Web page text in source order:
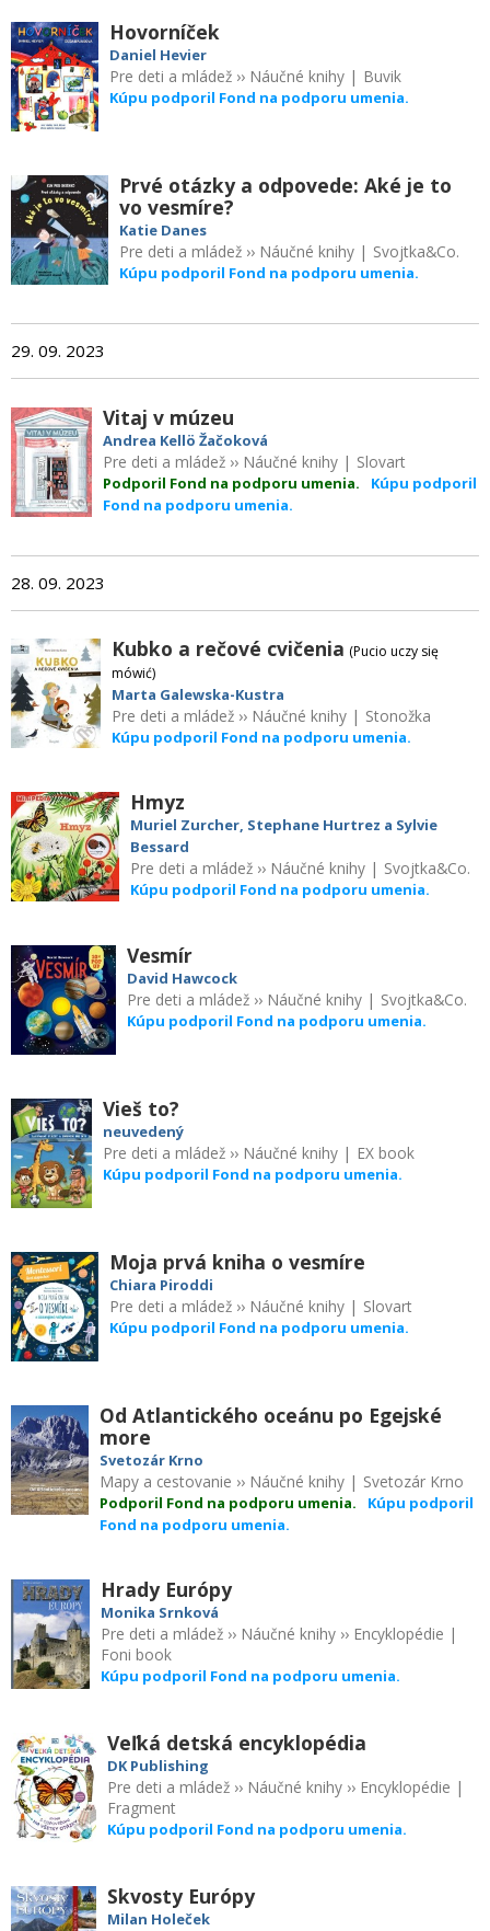
Hovorníček
Daniel Hevier
Pre deti a mládež ›› Náučné knihy | Buvik
Kúpu podporil Fond na podporu umenia.
Prvé otázky a odpovede: Aké je to
vo vesmíre?
Katie Danes
Pre deti a mládež›› Náučné knihy| Svojtka&Co.
Kúpu podporil Fond na podporu umenia.
29. 09. 2023
Vitaj v múzeu
Andrea Kellö Žačoková
Pre deti a mládež›› Náučné knihy| Slovart
Podporil Fond na podporu umenia.
Kúpu podporil
Fond na podporu umenia.
28. 09. 2023
Kubko a rečové cvičenia (Pucio uczy się
mówić)
Marta Galewska-Kustra
Pre deti a mládež›› Náučné knihy| Stonožka
Kúpu podporil Fond na podporu umenia.
Hmyz
Muriel Zurcher, Stephane Hurtrez a Sylvie
Bessard
Pre deti a mládež ›› Náučné knihy | Svojtka&Co.
Kúpu podporil Fond na podporu umenia.
Vesmír
David Hawcock
Pre deti a mládež›› Náučné knihy| Svojtka&Co.
Kúpu podporil Fond na podporu umenia.
Vieš to?
neuvedený
Pre deti a mládež›› Náučné knihy| EX book
Kúpu podporil Fond na podporu umenia.
Moja prvá kniha o vesmíre
Chiara Piroddi
Pre deti a mládež ›› Náučné knihy | Slovart
Kúpu podporil Fond na podporu umenia.
Od Atlantického oceánu po Egejské
more
Svetozár Krno
Mapy a cestovanie ›› Náučné knihy| Svetozár Krno
Podporil Fond na podporu umenia.
Kúpu podporil
Fond na podporu umenia.
Hrady Európy
Monika Srnková
Pre deti a mládež›› Náučné knihy›› Encyklopédie |
Foni book
Kúpu podporil Fond na podporu umenia.
Veľká detská encyklopédia
DK Publishing
Pre deti a mládež ›› Náučné knihy ›› Encyklopédie |
Fragment
Kúpu podporil Fond na podporu umenia.
Skvosty Európy
Milan Holeček